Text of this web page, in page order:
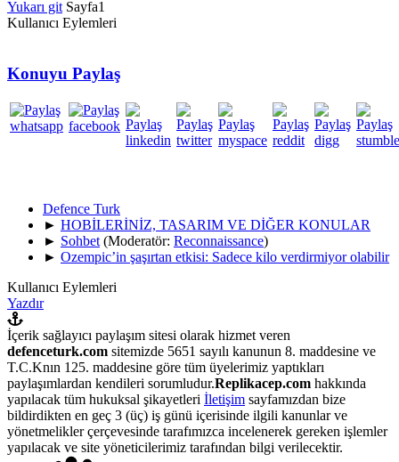
Yukarı git Sayfa1
Kullanıcı Eylemleri
Konuyu Paylaş
Defence Turk
► HOBİLERİNİZ, TASARIM VE DİĞER KONULAR
► Sohbet (Moderatör: Reconnaissance)
► Ozempic’in şaşırtan etkisi: Sadece kilo verdirmiyor olabilir
Kullanıcı Eylemleri
Yazdır
İçerik sağlayıcı paylaşım sitesi olarak hizmet veren
defenceturk.com sitemizde 5651 sayılı kanunun 8. maddesine ve
T.C.Knın 125. maddesine göre tüm üyelerimiz yaptıkları
paylaşımlardan kendileri sorumludur.Replikacep.com hakkında
yapılacak tüm hukuksal şikayetleri İletişim sayfamızdan bize
bildirdikten en geç 3 (üç) iş günü içerisinde ilgili kanunlar ve
yönetmelikler çerçevesinde tarafımızca incelenerek gereken işlemler
yapılacak ve site yöneticilerimiz tarafından bilgi verilecektir.